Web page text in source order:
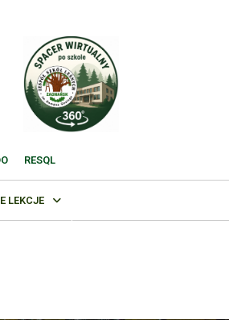
RESQL
LEKCJE